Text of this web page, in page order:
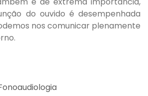
do ouvido é desempenhada
nos comunicar plenamente